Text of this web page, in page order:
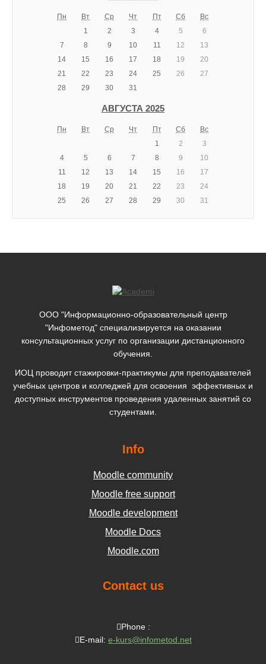
Пн Вт Ср Чт Пт Сб
Вс
1
2 3 4 5
6
7
8 9 10 11 12
13
14
15 16 17 18 19
20
21
22 23 24 25 26
27
28
29 30 31
АВГУСТА 2025
Пн Вт Ср Чт Пт Сб
Вс
1
2
3
4
5 6 7 8 9
10
11
12 13 14 15 16
17
18
19 20 21 22 23
24
25
26 27 28 29 30 31
ООО "Информационно-образовательный центр
"Инфометод" специализируется на оказании
консультационных услуг по организации дистанционного
обучения.
ИОЦ проводит стажировки-практикумы для преподавателей
учебных центров и колледжей для освоения эффективных и
доступных инструментов проведения удаленных занятий со
студентами.
Info
Moodle community
Moodle free support
Moodle development
Moodle Docs
Moodle.com
Contact us
Phone :
E-mail: e-kurs@infometod.net